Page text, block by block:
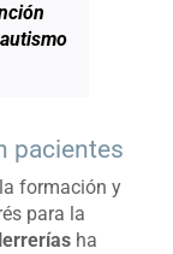
pacientes
formación y
para la
ha